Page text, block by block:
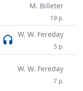
M. Billeter
19 p.
headset
W. W. Fereday
5 p.
W. W. Fereday
7 p.